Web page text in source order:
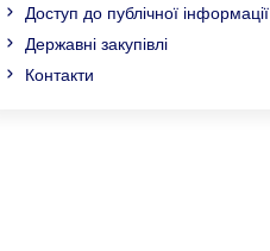
Доступ до публічної інформації
Державні закупівлі
Контакти